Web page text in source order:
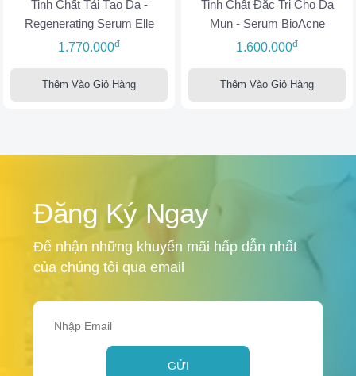
Tinh Chất Tái Tạo Da -
Regenerating Serum Elle
1.770.000đ
Thêm Vào Giỏ Hàng
Tinh Chất Đặc Trị Cho Da
Mụn - Serum BioAcne
1.600.000đ
Thêm Vào Giỏ Hàng
Đăng Ký Ngay
Để nhận những khuyến mãi hấp dẫn nhất
của chúng tôi qua email
GỬI